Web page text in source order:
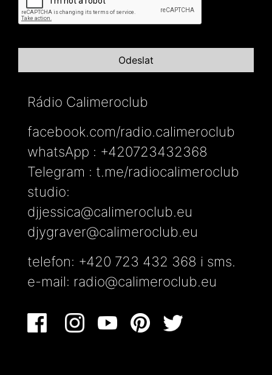
Rádio Calimeroclub
facebook.com/radio.calimeroclub
whatsApp : +420723432368
Telegram : t.me/radiocalimeroclub
studio:
djjessica@calimeroclub.eu
djygraver@calimeroclub.eu
telefon: +420 723 432 368 i sms.
e-mail: radio@calimeroclub.eu